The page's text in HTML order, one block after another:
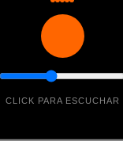
CLICK PARA ESCUCHAR